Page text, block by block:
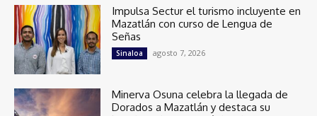
Impulsa Sectur el turismo incluyente en
Mazatlán con curso de Lengua de
Señas
Sinaloa agosto 7, 2026
Minerva Osuna celebra la llegada de
Dorados a Mazatlán y destaca su